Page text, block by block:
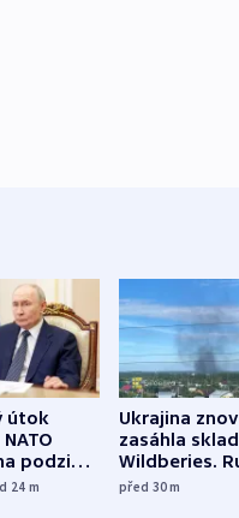
útok
podzim,
služby
24 m
Ukrajina
zasáhla
Wildberies.
útočili v
před 30m